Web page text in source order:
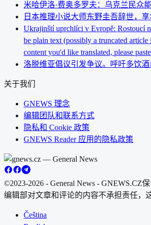
米哈伊洛·费奥多罗夫：乌克兰民众
日本推理小说大师东野圭吾辞世，
Ukrajinští uprchlíci v Evropě: Rostoucí
be plain text (possibly a truncated
content you'd like translated, please
洛脱维亚倡议引发争议。呼吁多饮
关于我们
GNEWS 理念
编辑团队和联系方式
隐私和 Cookie 政策
GNEWS Reader 应用的隐私政策
©2023-2026 - General News - GNEWS.CZ
编辑部对文章和评论的内容不承担责任，
Čeština